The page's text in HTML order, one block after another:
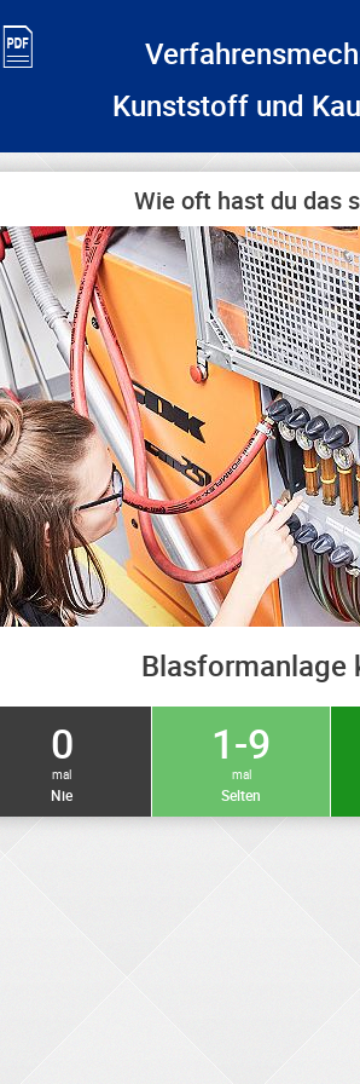
Kunststoff und
Wie oft hast du das
Blasformanlage
0
mal
Nie
1-9
mal
Selten